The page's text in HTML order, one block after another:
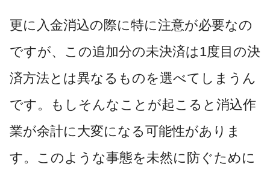
更に入金消込の際に特に注意が必要なの
ですが、この追加分の未決済は1度目の決
済方法とは異なるものを選べてしまうん
です。もしそんなことが起こると消込作
業が余計に大変になる可能性がありま
す。このような事態を未然に防ぐために